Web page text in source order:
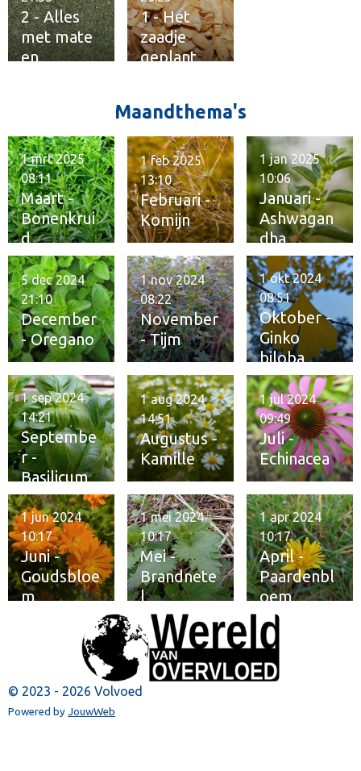
2 - Alles
met mate
en
1 - Het
zaadje
geplant
Maandthema's
Maart -
Bonenkrui
d
1 mrt 2025
08:11
Februari -
Komijn
1 feb 2025
13:10
Januari -
Ashwagan
dha
1 jan 2025
10:06
December
- Oregano
5 dec 2024
21:10
November
- Tijm
1 nov 2024
08:22
Oktober -
Ginko
biloba
1 okt 2024
08:51
Septembe
r -
Basilicum
1 sep 2024
14:21
Augustus -
Kamille
1 aug 2024
14:51
Juli -
Echinacea
1 jul 2024
09:49
Juni -
Goudsbloe
m
1 jun 2024
10:17
Mei -
Brandnete
l
1 mei 2024
10:17
April -
Paardenbl
oem
1 apr 2024
10:17
© 2023 - 2026 Volvoed
Powered by JouwWeb